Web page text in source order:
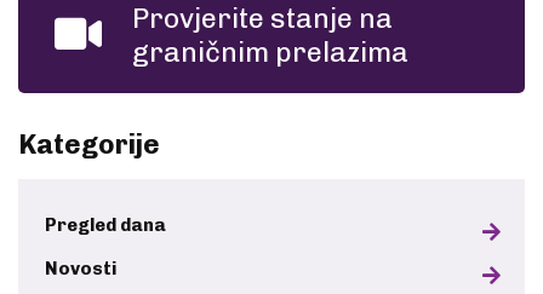
Provjerite stanje na
graničnim prelazima
Kategorije
Pregled dana
Novosti